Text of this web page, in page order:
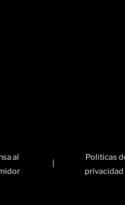
al
|
Politicas
privacidad